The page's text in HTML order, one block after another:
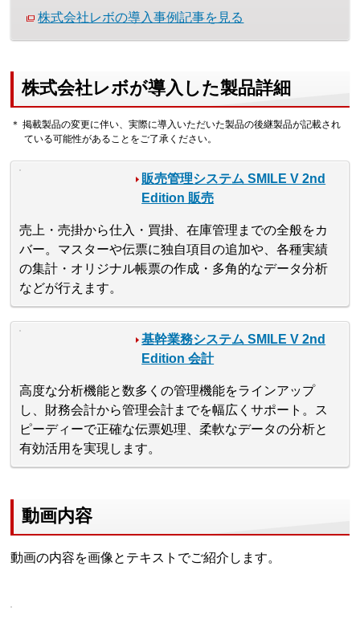
株式会社レボの導入事例記事を見る
株式会社レボが導入した製品詳細
＊ 掲載製品の変更に伴い、実際に導入いただいた製品の後継製品が記載され
ている可能性があることをご了承ください。
販売管理システム SMILE V 2nd
Edition 販売
売上・売掛から仕入・買掛、在庫管理までの全般をカ
バー。マスターや伝票に独自項目の追加や、各種実績
の集計・オリジナル帳票の作成・多角的なデータ分析
などが行えます。
基幹業務システム SMILE V 2nd
Edition 会計
高度な分析機能と数多くの管理機能をラインアップ
し、財務会計から管理会計までを幅広くサポート。ス
ピーディーで正確な伝票処理、柔軟なデータの分析と
有効活用を実現します。
動画内容
動画の内容を画像とテキストでご紹介します。